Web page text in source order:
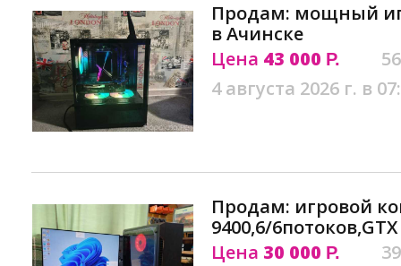
Продам: мощный
в Ачинске
Цена 43 000 Р.
4 августа 2026 г. в
Продам: игровой
9400,6/
Цена 30 000 Р.